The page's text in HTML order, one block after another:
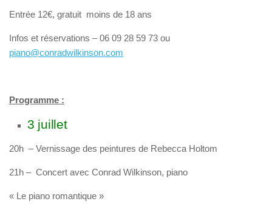
Entrée 12€, gratuit moins de 18 ans
Infos et réservations – 06 09 28 59 73 ou
piano@conradwilkinson.com
Programme :
3 juillet
20h – Vernissage des peintures de Rebecca Holtom
21h – Concert avec Conrad Wilkinson, piano
« Le piano romantique »